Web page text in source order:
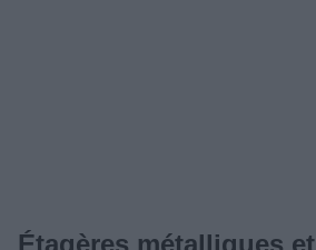
Étagères métalliques et